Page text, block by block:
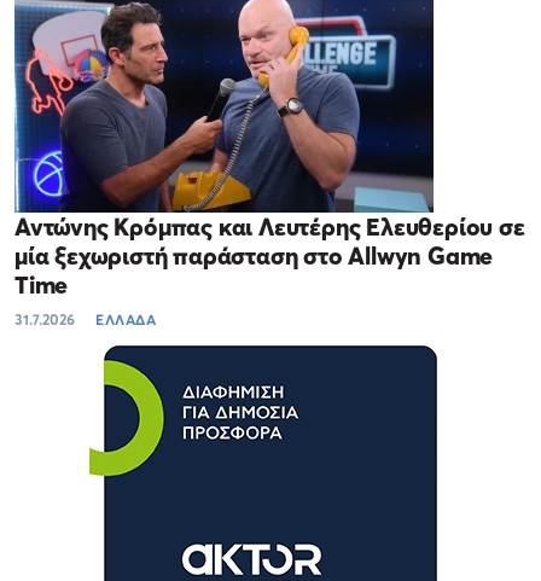
Αντώνης Κρόμπας και Λευτέρης Ελευθερίου σε
μία ξεχωριστή παράσταση στο Allwyn Game
Time
31.7.2026 ΕΛΛΑΔΑ